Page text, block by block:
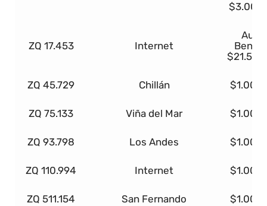
ZQ 17.453 Internet
Auto
ZQ 45.729 Chillán
ZQ 75.133 Viña del Mar
ZQ 93.798 Los Andes
ZQ 110.994 Internet
ZQ 511.154 San Fernando